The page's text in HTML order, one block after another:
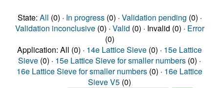
State: All (0) · In progress(0) · Validation pending (0) ·
Validation inconclusive(0) · Valid (0) · Invalid (0) · Error
(0)
Application: All (0) · 14e Lattice Sieve (0) · 15e Lattice
Sieve (0) · 15e Lattice Sieve for smaller numbers (0) ·
16e Lattice Sieve for smaller numbers (0) · 16e Lattice
Sieve V5 (0)